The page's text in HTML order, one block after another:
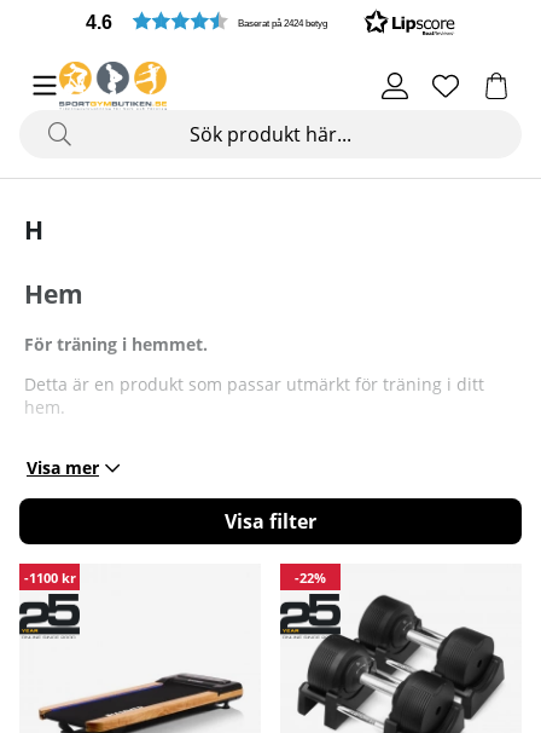
4.6 Baserat på 2424 betyg
H
Hem
För träning i hemmet.
Detta är en produkt som passar utmärkt för träning i ditt
hem.
Visa mer
Filtrera
Produkter
-1100 kr -22%